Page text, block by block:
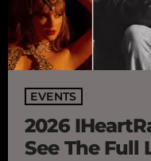
EVENTS
2026
See The Full